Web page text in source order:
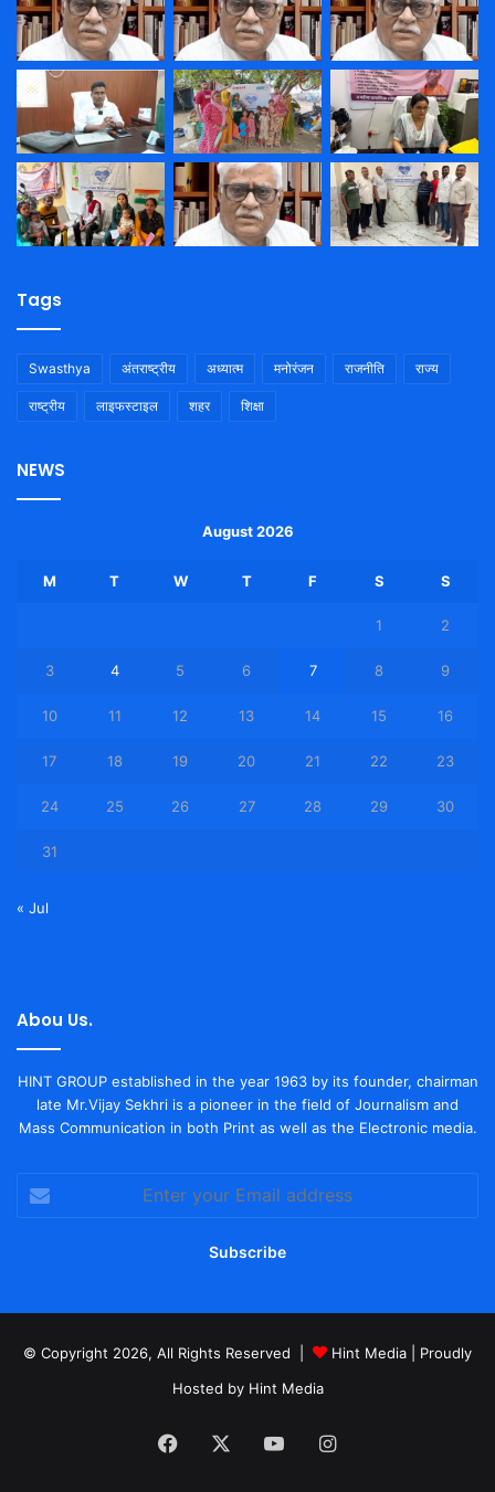
Tags
Swasthya अंतराष्ट्रीय अध्यात्म मनोरंजन राजनीति राज्य
राष्ट्रीय लाइफस्टाइल शहर शिक्षा
NEWS
August 2026
M T W T F S S
1 2
3 4 5 6 7 8 9
10 11 12 13 14 15 16
17 18 19 20 21 22 23
24 25 26 27 28 29 30
31
« Jul
Abou Us.
HINT GROUP established in the year 1963 by its founder, chairman
late Mr.Vijay Sekhri is a pioneer in the field of Journalism and
Mass Communication in both Print as well as the Electronic media.
your
© Copyright 2026, All Rights Reserved | Hint Media | Proudly
Hosted by Hint Media
Facebook YouTubeInstagram